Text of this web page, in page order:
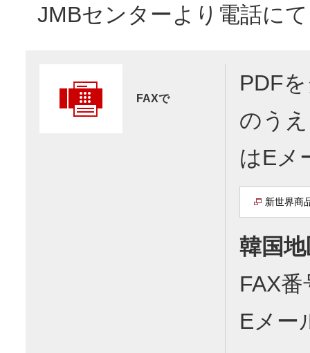
JMBセンターより電話に
FAXで
PDF
のう
はEメ
新世界商
韓国
FAX
Eメー